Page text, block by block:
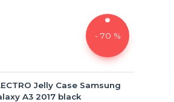
- 70 %
Jelly Case Samsung
A3 2017 black